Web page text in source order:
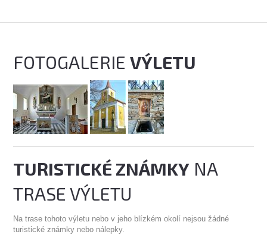
FOTOGALERIEVÝLETU
TURISTICKÉ ZNÁMKY NA
TRASE VÝLETU
Na trase tohoto výletu nebo v jeho blízkém okolí nejsou žádné
turistické známky nebo nálepky.